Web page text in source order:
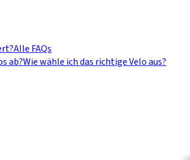
Alle FAQs
ab?Wie wähle ich das richtige Velo aus?